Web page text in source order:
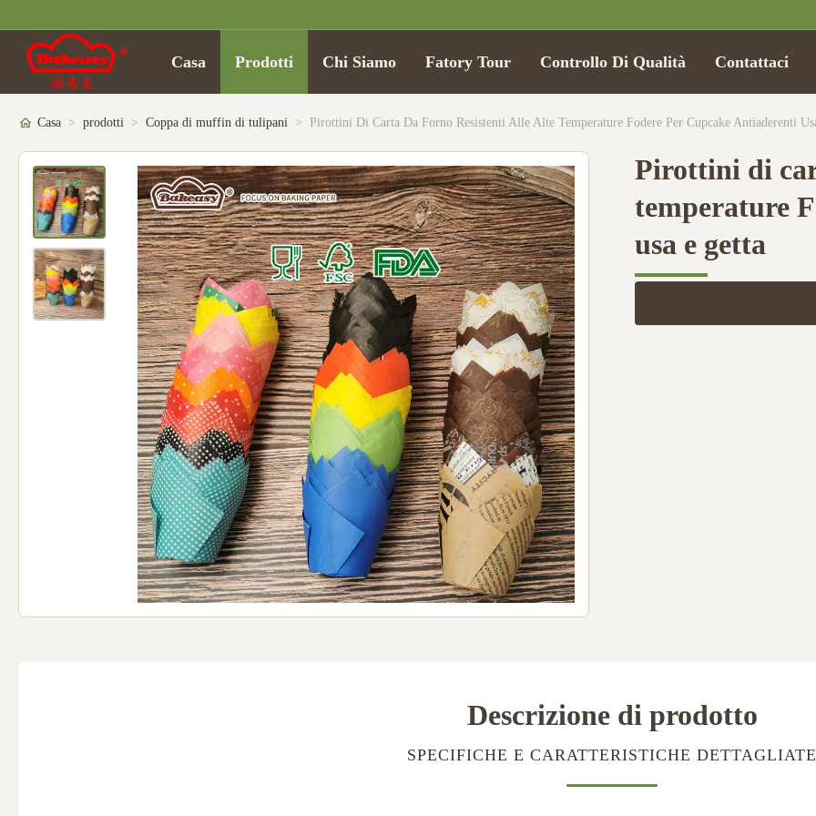
Casa Prodotti Chi Siamo Fatory Tour Controllo Di Qualità Contattaci
Casa > prodotti > Coppa di muffin di tulipani > Pirottini Di Carta Da Forno Resistenti Alle Alte Temperature Fodere Per Cupcake Antiaderenti
Pirottini di
temperature
usa e getta
Descrizione di prodotto
SPECIFICHE E CARATTERISTICHE DETTAGLIATE